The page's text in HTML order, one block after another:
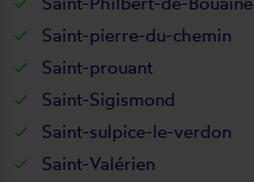
Saint-pierre-du-chemin
Saint-prouant
Saint-Sigismond
Saint-sulpice-le-verdon
Saint-Valérien